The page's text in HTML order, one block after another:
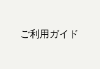
ご利用ガイド